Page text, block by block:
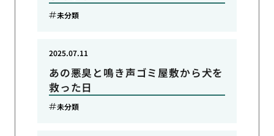
未分類
あの悪臭と鳴き声ゴミ屋敷から犬を
救った日
2025.07.11
未分類